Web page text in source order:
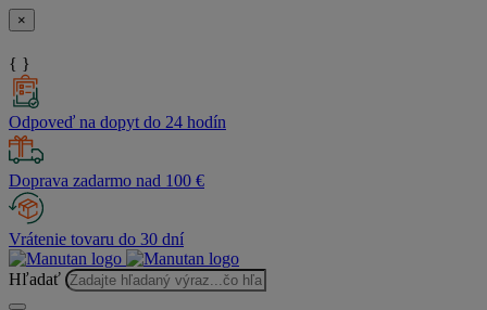
×
{ }
Odpoveď na dopyt do 24 hodín
Doprava zadarmo nad 100 €
Vrátenie tovaru do 30 dní
Hľadať